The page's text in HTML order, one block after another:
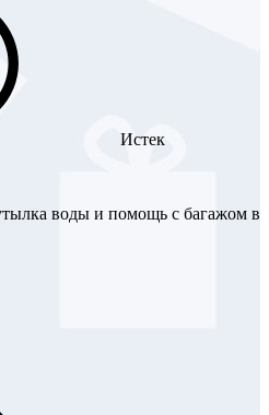
Истек
воды и помощь с багажом в